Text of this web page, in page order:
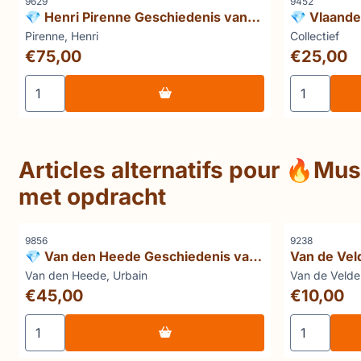
💎 Henri Pirenne Geschiedenis van
België (complete grootformaatset in
4 delen)
Marque :
Pirenne, Henri
Prix: 75,00
€75,00
Choisir la quantité pour 💎 Henri Pirenne
💎
Marque :
Collectief
Prix: 25,00
€25,00
Choisir la
Articles alternatifs pour
met opdracht
Référence
9856
💎 Van den Heede Geschiedenis van
Deurle (gesigneerd)
Marque :
Van den Heede, Urbain
Prix: 45,00
€45,00
Choisir la quantité pour 💎 Van den Heede
Référence
9238
Van de
ministeries
Marque :
Van de
Prix: 10,00
€10,00
Choisir la